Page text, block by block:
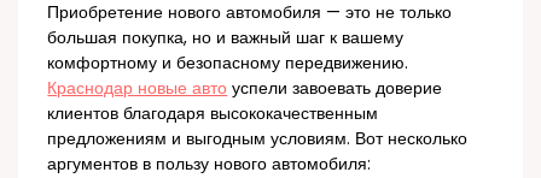
Приобретение нового автомобиля — это не только
большая покупка, но и важный шаг к вашему
комфортному и безопасному передвижению.
Краснодар новые авто успели завоевать доверие
клиентов благодаря высококачественным
предложениям и выгодным условиям. Вот несколько
аргументов в пользу нового автомобиля: